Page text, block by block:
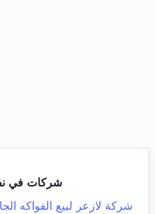
شركات في
شركة لازعر لبيع الفواكه